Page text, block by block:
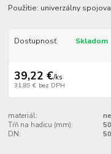
Použitie: univerzálny
Dostupnosť Skladom
39,22 €/ks
31,89 € bez DPH
materiál:
Tŕň na hadicu (mm):
50
DN:
50